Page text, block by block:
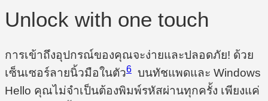
Unlock with one touch
การเข้าถึงอุปกรณ์ของคุณจะง่ายและปลอดภัย! ด้วย
เซ็นเซอร์ลายนิ้วมือในตัว6 บนทัชแพดและ Windows
Hello คุณไม่จำเป็นต้องพิมพ์รหัสผ่านทุกครั้ง เพียงแค่